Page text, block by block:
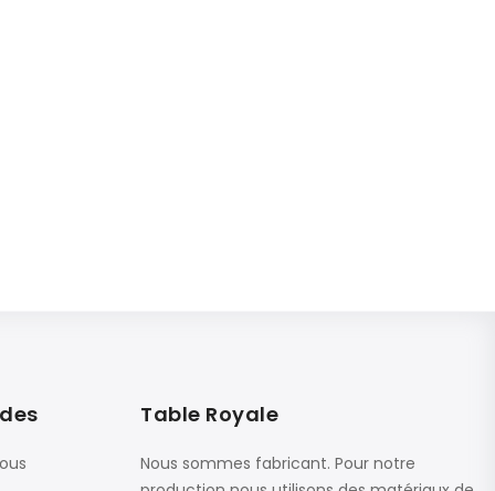
Table Royale
Nous sommes fabricant. Pour notre